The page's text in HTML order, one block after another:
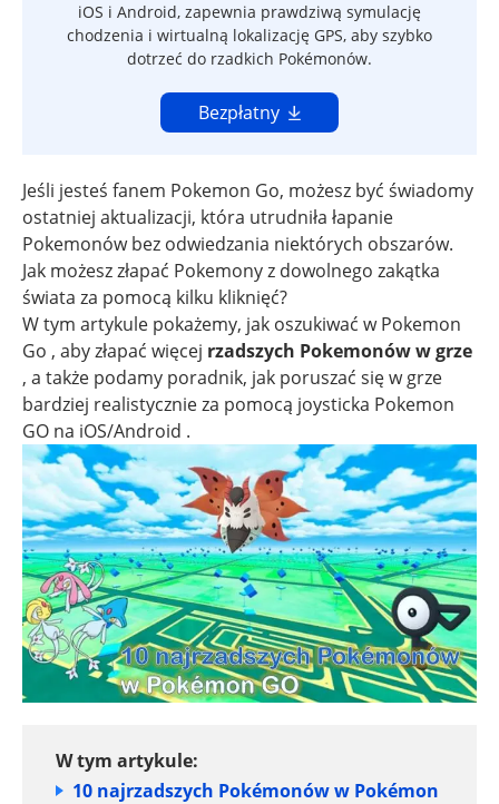
iOS i Android, zapewnia prawdziwą symulację
chodzenia i wirtualną lokalizację GPS, aby szybko
dotrzeć do rzadkich Pokémonów.
Bezpłatny
Jeśli jesteś fanem Pokemon Go, możesz być świadomy
ostatniej aktualizacji, która utrudniła łapanie
Pokemonów bez odwiedzania niektórych obszarów.
Jak możesz złapać Pokemony z dowolnego zakątka
świata za pomocą kilku kliknięć?
W tym artykule pokażemy, jak oszukiwać w Pokemon
Go , aby złapać więcej rzadszych Pokemonów w grze
, a także podamy poradnik, jak poruszać się w grze
bardziej realistycznie za pomocą joysticka Pokemon
GO na iOS/Android .
W tym artykule:
10 najrzadszych Pokémonów w Pokémon